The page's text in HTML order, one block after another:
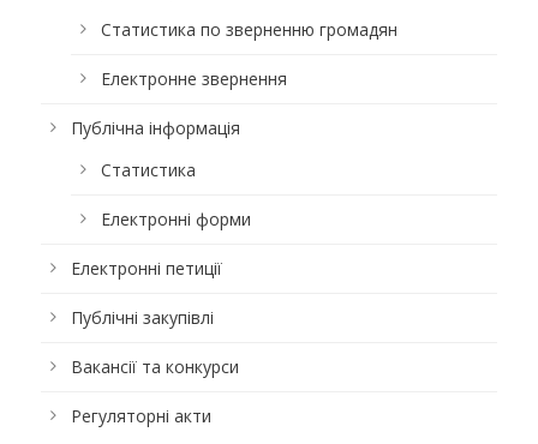
Статистика по зверненню громадян
Електронне звернення
Публічна інформація
Статистика
Електронні форми
Електронні петиції
Публічні закупівлі
Вакансії та конкурси
Регуляторні акти